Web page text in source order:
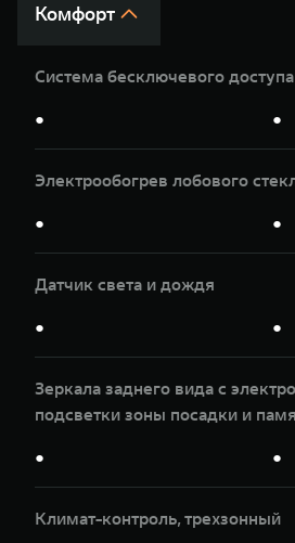
Комфорт
Система бесключевого
● ●
Электрообогрев лобового
● ●
Датчик света и дождя
● ●
Зеркала заднего вида с
подсветки зоны посадки и
● ●
Климат-контроль, трехзонный